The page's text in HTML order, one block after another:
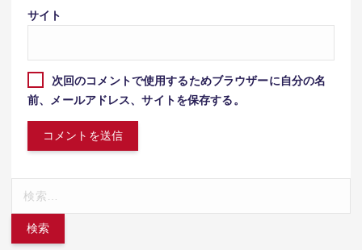
サイト
次回のコメントで使用するためブラウザーに自分の名
前、メールアドレス、サイトを保存する。